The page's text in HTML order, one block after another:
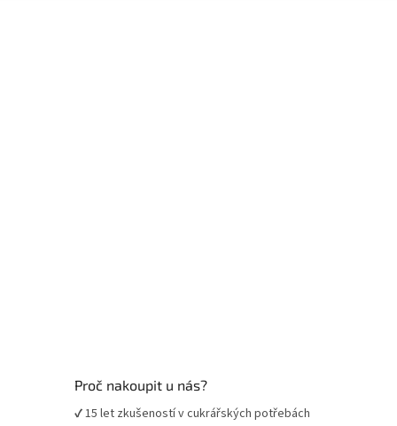
Proč nakoupit u nás?
✔ 15 let zkušeností v cukrářských potřebách